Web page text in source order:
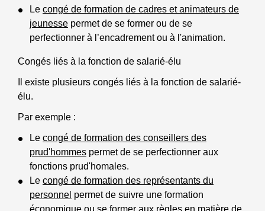
Le congé de formation de cadres et animateurs de
jeunesse permet de se former ou de se
perfectionner à l’encadrement ou à l'animation.
Congés liés à la fonction de salarié-élu
Il existe plusieurs congés liés à la fonction de salarié-
élu.
Par exemple :
Le congé de formation des conseillers des
prud'hommes permet de se perfectionner aux
fonctions prud'homales.
Le congé de formation des représentants du
personnel permet de suivre une formation